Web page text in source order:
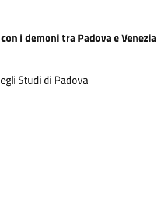
i demoni tra Padova e Venezia
Studi di Padova